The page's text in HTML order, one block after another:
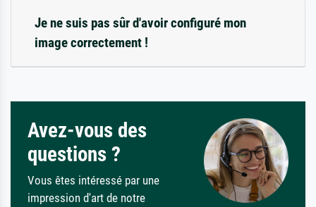
Je ne suis pas sûr d'avoir configuré mon
image correctement !
Avez-vous des
questions ?
Vous êtes intéressé par une
impression d'art de notre